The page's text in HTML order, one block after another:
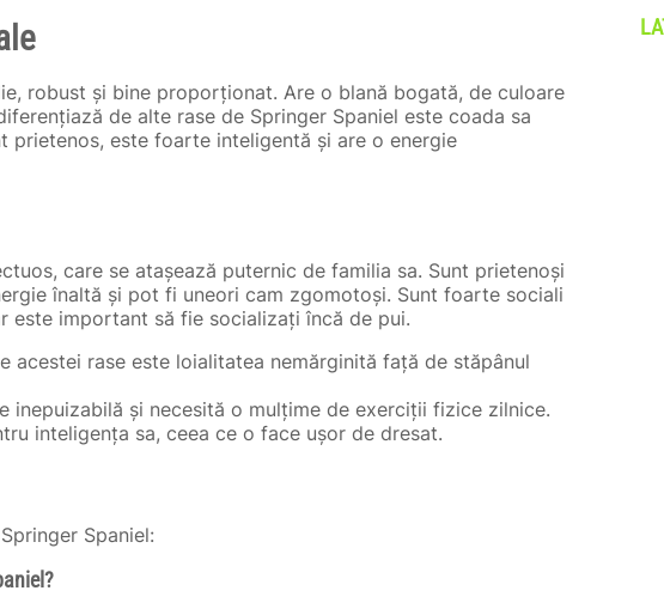
robust și bine proporționat. Are o blană bogată, de culoare
de alte rase de Springer Spaniel este coada sa
prietenos, este foarte inteligentă și are o energie
care se atașează puternic de familia sa. Sunt prietenoși
înaltă și pot fi uneori cam zgomotoși. Sunt foarte sociali
este important să fie socializați încă de pui.
acestei rase este loialitatea nemărginită față de stăpânul
inepuizabilă și necesită o mulțime de exerciții fizice zilnice.
inteligența sa, ceea ce o face ușor de dresat.
Spaniel: